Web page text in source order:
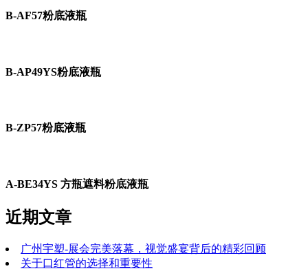
B-AF57粉底液瓶
B-AP49YS粉底液瓶
B-ZP57粉底液瓶
A-BE34YS 方瓶遮料粉底液瓶
近期文章
广州宇塑-展会完美落幕，视觉盛宴背后的精彩回顾
关于口红管的选择和重要性